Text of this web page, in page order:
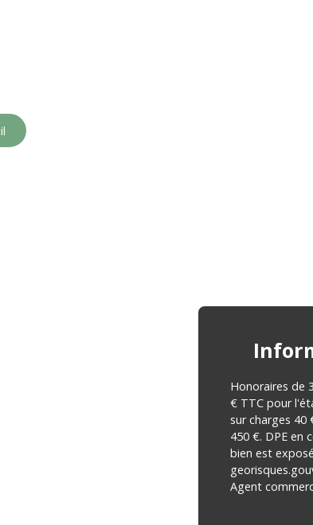
Honoraires de
€ TTC pour
sur charges
450 €. DPE en
bien est
Agent